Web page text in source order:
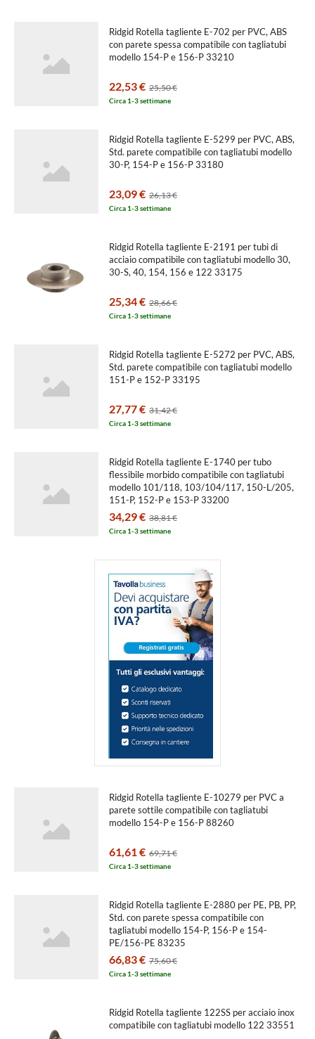
Ridgid Rotella tagliente E-702 per PVC, ABS
con parete spessa compatibile con tagliatubi
modello 154-P e 156-P 33210
22,53 € 25,50 €
Circa 1-3 settimane
Ridgid Rotella tagliente E-5299 per PVC, ABS,
Std. parete compatibile con tagliatubi modello
30-P, 154-P e 156-P 33180
23,09 € 26,13 €
Circa 1-3 settimane
Ridgid Rotella tagliente E-2191 per tubi di
acciaio compatibile con tagliatubi modello 30,
30-S, 40, 154, 156 e 122 33175
25,34 € 28,66 €
Circa 1-3 settimane
Ridgid Rotella tagliente E-5272 per PVC, ABS,
Std. parete compatibile con tagliatubi modello
151-P e 152-P 33195
27,77 € 31,42 €
Circa 1-3 settimane
Ridgid Rotella tagliente E-1740 per tubo
flessibile morbido compatibile con tagliatubi
modello 101/118, 103/104/117, 150-L/205,
151-P, 152-P e 153-P 33200
34,29 € 38,81 €
Circa 1-3 settimane
Ridgid Rotella tagliente E-10279 per PVC a
parete sottile compatibile con tagliatubi
modello 154-P e 156-P 88260
61,61 € 69,71 €
Circa 1-3 settimane
Ridgid Rotella tagliente E-2880 per PE, PB, PP,
Std. con parete spessa compatibile con
tagliatubi modello 154-P, 156-P e 154-
PE/156-PE 83235
66,83 € 75,60 €
Circa 1-3 settimane
Ridgid Rotella tagliente 122SS per acciaio inox
compatibile con tagliatubi modello 122 33551